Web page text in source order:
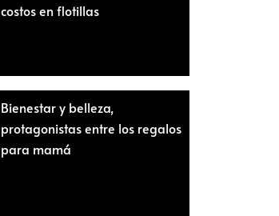
costos en flotillas
Bienestar y belleza,
protagonistas entre los regalos
para mamá